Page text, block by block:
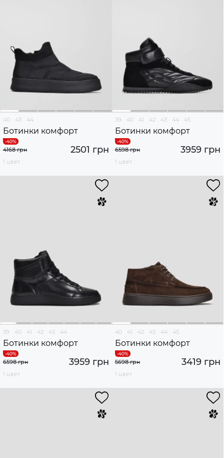
40 43 44
Ботинки комфорт
2501 грн
4168 грн
1 цвет
39 40 41 42 43 44 45
Ботинки комфорт
3959 грн
6598 грн
1 цвет
39 40 41 42 43 44
Ботинки комфорт
3959 грн
6598 грн
1 цвет
40 41 42 43 44 45
Ботинки комфорт
3419 грн
5698 грн
1 цвет